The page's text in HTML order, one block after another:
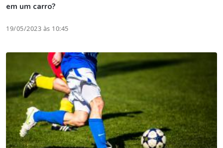
em um carro?
19/05/2023 às 10:45